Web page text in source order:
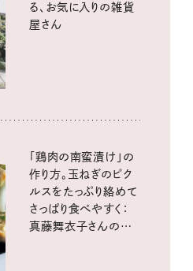
る、お気に入りの雑貨
屋さん
「鶏肉の南蛮漬け」の
作り方。玉ねぎのピク
ルスをたっぷり絡めて
さっぱり食べやすく：
真藤舞衣子さんの発